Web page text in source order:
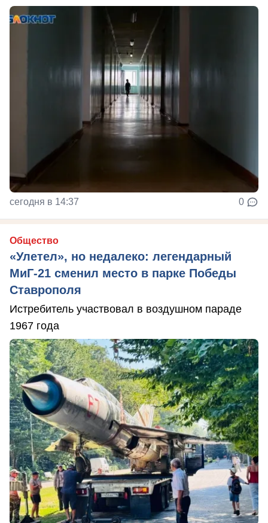
сегодня в 14:37 0
Общество
«Улетел», но недалеко: легендарный
МиГ-21 сменил место в парке Победы
Ставрополя
Истребитель участвовал в воздушном параде
1967 года